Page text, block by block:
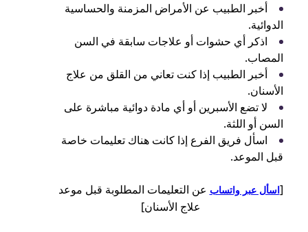
أخبر الطبيب عن الأمراض المزمنة والحساسية
الدوائية.
اذكر أي حشوات أو علاجات سابقة في السن
المصاب.
أخبر الطبيب إذا كنت تعاني من القلق من علاج
الأسنان.
لا تضع الأسبرين أو أي مادة دوائية مباشرة على
السن أو اللثة.
اسأل فريق الفرع إذا كانت هناك تعليمات خاصة
قبل الموعد.
[اسأل عبر واتساب عن التعليمات المطلوبة قبل موعد
علاج الأسنان]